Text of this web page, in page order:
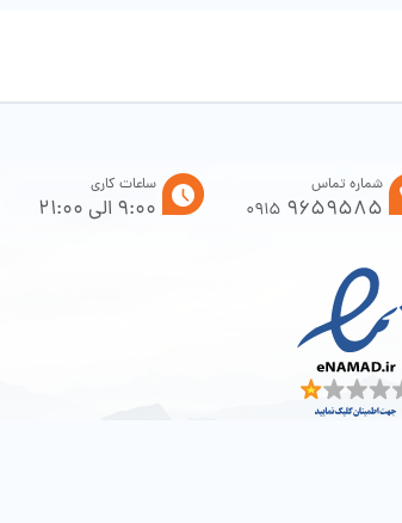
شماره تماس
0915 9659585
ساعات کاری
9:00 الی 21:00